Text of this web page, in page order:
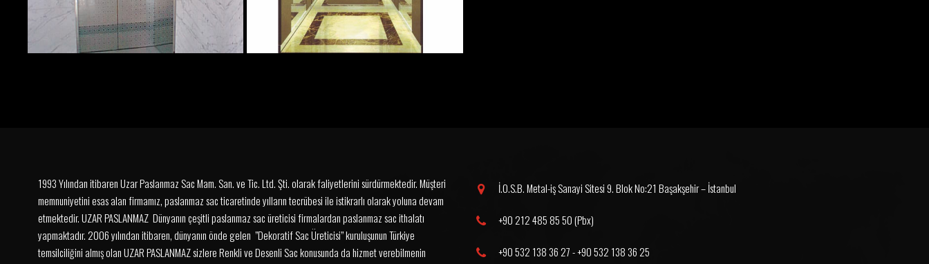
1993 Yılından itibaren Uzar Paslanmaz Sac Mam. San. ve Tic. Ltd. Şti. olarak faliyetlerini sürdürmektedir. Müşteri
memnuniyetini esas alan firmamız, paslanmaz sac ticaretinde yılların tecrübesi ile istikrarlı olarak yoluna devam
etmektedir. UZAR PASLANMAZ Dünyanın çeşitli paslanmaz sac üreticisi firmalardan paslanmaz sac ithalatı
yapmaktadır. 2006 yılından itibaren, dünyanın önde gelen ”Dekoratif Sac Üreticisi” kuruluşunun Türkiye
temsilciliğini almış olan UZAR PASLANMAZ sizlere Renkli ve Desenli Sac konusunda da hizmet verebilmenin
İ.O.S.B. Metal-iş Sanayi Sitesi 9. Blok No:21 Başakşehir – İstanbul
+90 212 485 85 50(Pbx)
+90 532 138 36 27-+90 532 138 36 25